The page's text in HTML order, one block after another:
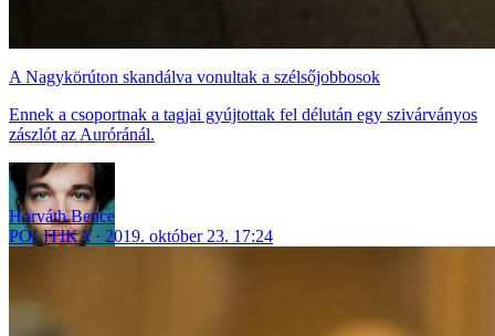
A Nagykörúton skandálva vonultak a szélsőjobbosok
Ennek a csoportnak a tagjai gyújtottak fel délután egy szivárványos
zászlót az Auróránál.
Horváth Bence
POLITIKA
2019. október 23. 17:24